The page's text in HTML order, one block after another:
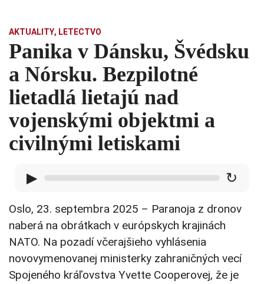
AKTUALITY, LETECTVO
Panika v Dánsku, Švédsku
a Nórsku. Bezpilotné
lietadlá lietajú nad
vojenskými objektmi a
civilnými letiskami
▶ ↻
Oslo, 23. septembra 2025 – Paranoja z dronov
naberá na obrátkach v európskych krajinách
NATO. Na pozadí včerajšieho vyhlásenia
novovymenovanej ministerky zahraničných vecí
Spojeného kráľovstva Yvette Cooperovej, že je